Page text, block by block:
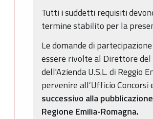
Tutti i suddetti requisiti
termine stabilito per la
Le domande di
essere rivolte al Direttore del
dell'Azienda U.S.L. di Reggio
pervenire all’Ufficio Concorsi
successivo alla
Regione Emilia-Romagna.